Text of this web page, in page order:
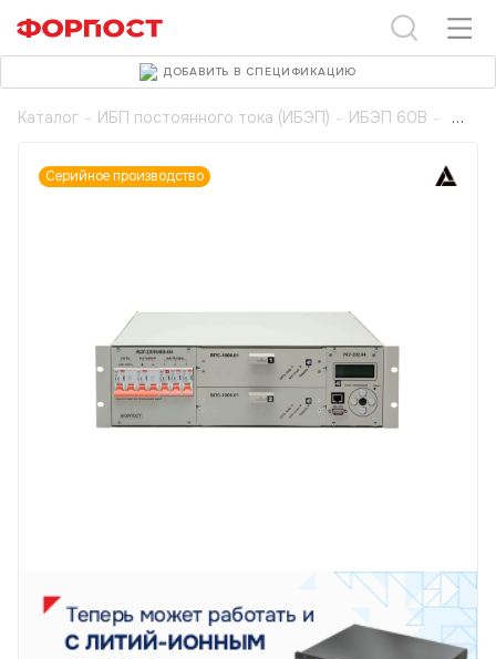
Каталог - ИБП постоянного тока (ИБЭП) - ИБЭП 60В -
Серийное производство
ДОБАВИТЬ В СПЕЦИФИКАЦИЮ